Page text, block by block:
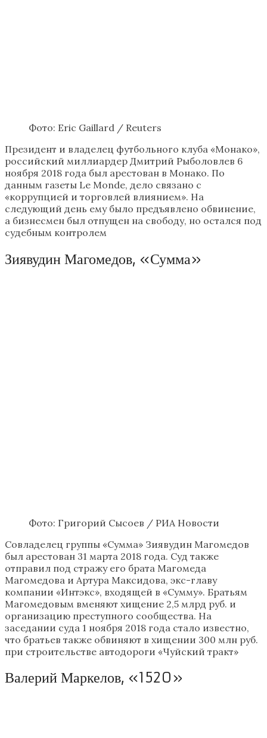
Фото: Eric Gaillard / Reuters
Президент и владелец футбольного клуба «Монако»,
российский миллиардер Дмитрий Рыболовлев 6
ноября 2018 года был арестован в Монако. По
данным газеты Le Monde, дело связано с
«коррупцией и торговлей влиянием». На
следующий день ему было предъявлено обвинение,
а бизнесмен был отпущен на свободу, но остался под
судебным контролем
Зиявудин Магомедов, «Сумма»
Фото: Григорий Сысоев / РИА Новости
Совладелец группы «Сумма» Зиявудин Магомедов
был арестован 31 марта 2018 года. Суд также
отправил под стражу его брата Магомеда
Магомедова и Артура Максидова, экс-главу
компании «Интэкс», входящей в «Сумму». Братьям
Магомедовым вменяют хищение 2,5 млрд руб. и
организацию преступного сообщества. На
заседании суда 1 ноября 2018 года стало известно,
что братьев также обвиняют в хищении 300 млн руб.
при строительстве автодороги «Чуйский тракт»
Валерий Маркелов, «1520»